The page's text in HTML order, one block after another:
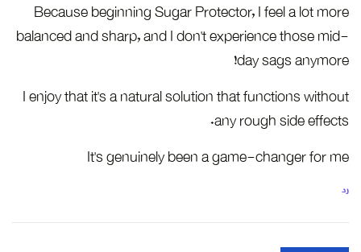
Because beginning Sugar Protector, I feel a lot more
balanced and sharp, and I don’t experience those mid-
day sags anymore!
I enjoy that it’s a natural solution that functions without
any rough side effects.
It’s genuinely been a game-changer for me
رد